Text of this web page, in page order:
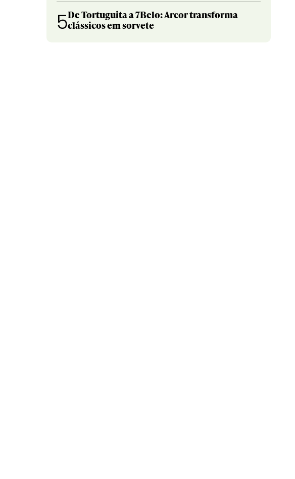
5De Tortuguita a 7Belo: Arcor transforma
clássicos em sorvete